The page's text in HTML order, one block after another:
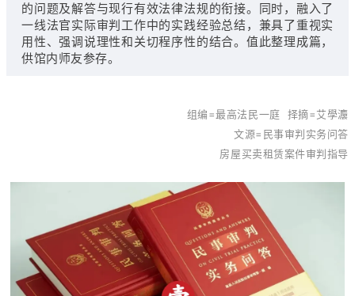
的问题及解答与现行有效法律法规的衔接。同时，融入了
一线法官实际审判工作中的实践经验总结，兼具了重视实
用性、强调说理性和关切程序性的结合。值此整理成篇，
供馆内师友参存。
组编=最高法民一庭 择摘=艾學灋
文源=民事审判实务问答
房屋买卖租赁案件审判指导